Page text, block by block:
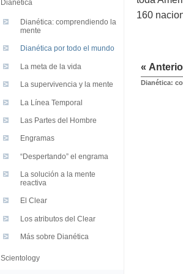
160
«
Dianética:
Dianética
Dianética: comprendiendo la
mente
Dianética por todo el mundo
La meta de la vida
La supervivencia y la mente
La Línea Temporal
Las Partes del Hombre
Engramas
“Despertando” el engrama
La solución a la mente
reactiva
El Clear
Los atributos del Clear
Más sobre Dianética
Scientology